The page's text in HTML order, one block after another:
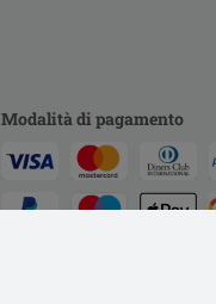
Modalità di pagamento